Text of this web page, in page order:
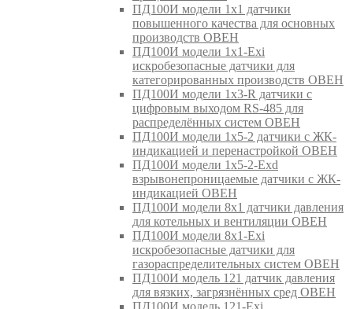
ПД100И модели 1х1 датчики
повышенного качества для основных
производств ОВЕН
ПД100И модели 1х1-Exi
искробезопасные датчики для
категорированных производств ОВЕН
ПД100И модели 1х3-R датчики с
цифровым выходом RS-485 для
распределённых систем ОВЕН
ПД100И модели 1х5-2 датчики с ЖК-
индикацией и перенастройкой ОВЕН
ПД100И модели 1х5-2-Exd
взрывонепроницаемые датчики с ЖК-
индикацией ОВЕН
ПД100И модели 8х1 датчики давления
для котельных и вентиляции ОВЕН
ПД100И модели 8х1-Exi
искробезопасные датчики для
газораспределительных систем ОВЕН
ПД100И модель 121 датчик давления
для вязких, загрязнённых сред ОВЕН
ПД100И модель 121-Exi